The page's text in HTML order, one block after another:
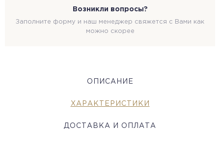
Возникли вопросы?
Заполните форму и наш менеджер свяжется с Вами как
можно скорее
ОПИСАНИЕ
ХАРАКТЕРИСТИКИ
ДОСТАВКА И ОПЛАТА